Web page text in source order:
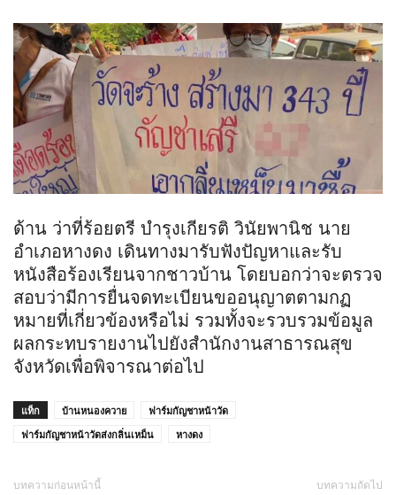
ด้าน ว่าที่ร้อยตรี บำรุงเกียรติ วินัยพานิช นาย
อำเภอหางดง เดินทางมารับฟังปัญหาและรับ
หนังสือร้องเรียนจากชาวบ้าน โดยบอกว่าจะตรวจ
สอบว่ามีการยื่นจดทะเบียนขออนุญาตตามกฏ
หมายที่เกี่ยวข้องหรือไม่ รวมทั้งจะรวบรวมข้อมูล
ผลกระทบรายงานไปยังสำนักงานสาธารณสุข
จังหวัดเพื่อพิจารณาต่อไป
แท็ก บ้านหนองควาย
ฟาร์มกัญชาหน้าวัด
ฟาร์มกัญชาหน้าวัดส่งกลิ่นเหม็น
หางดง
บทความก่อนหน้านี้ บทความถัดไป